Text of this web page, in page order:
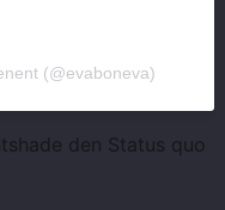
(@evaboneva)
den Status quo